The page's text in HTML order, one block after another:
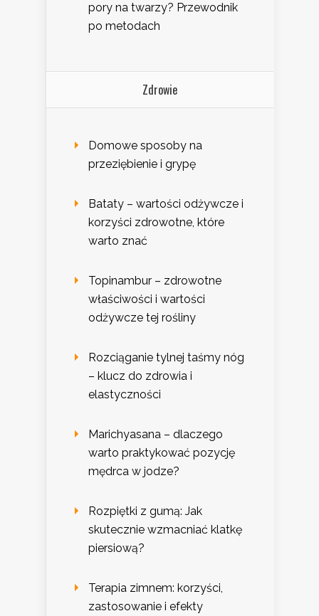
pory na twarzy? Przewodnik
po metodach
Zdrowie
Domowe sposoby na
przeziębienie i grypę
Bataty – wartości odżywcze i
korzyści zdrowotne, które
warto znać
Topinambur – zdrowotne
właściwości i wartości
odżywcze tej rośliny
Rozciąganie tylnej taśmy nóg
– klucz do zdrowia i
elastyczności
Marichyasana – dlaczego
warto praktykować pozycję
mędrca w jodze?
Rozpiętki z gumą: Jak
skutecznie wzmacniać klatkę
piersiową?
Terapia zimnem: korzyści,
zastosowanie i efekty